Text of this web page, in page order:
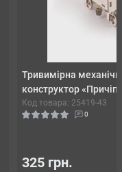
Тривимірна
конструктор
Код товара: 25419-43
0
325 грн.